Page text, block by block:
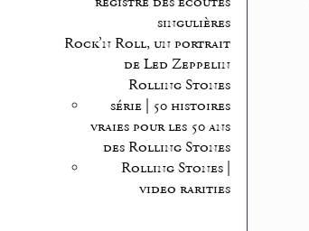
singulières
Rock’n Roll, un portrait
de Led Zeppelin
Rolling Stones
série | 50 histoires
vraies pour les 50 ans
des Rolling Stones
Rolling Stones |
video rarities